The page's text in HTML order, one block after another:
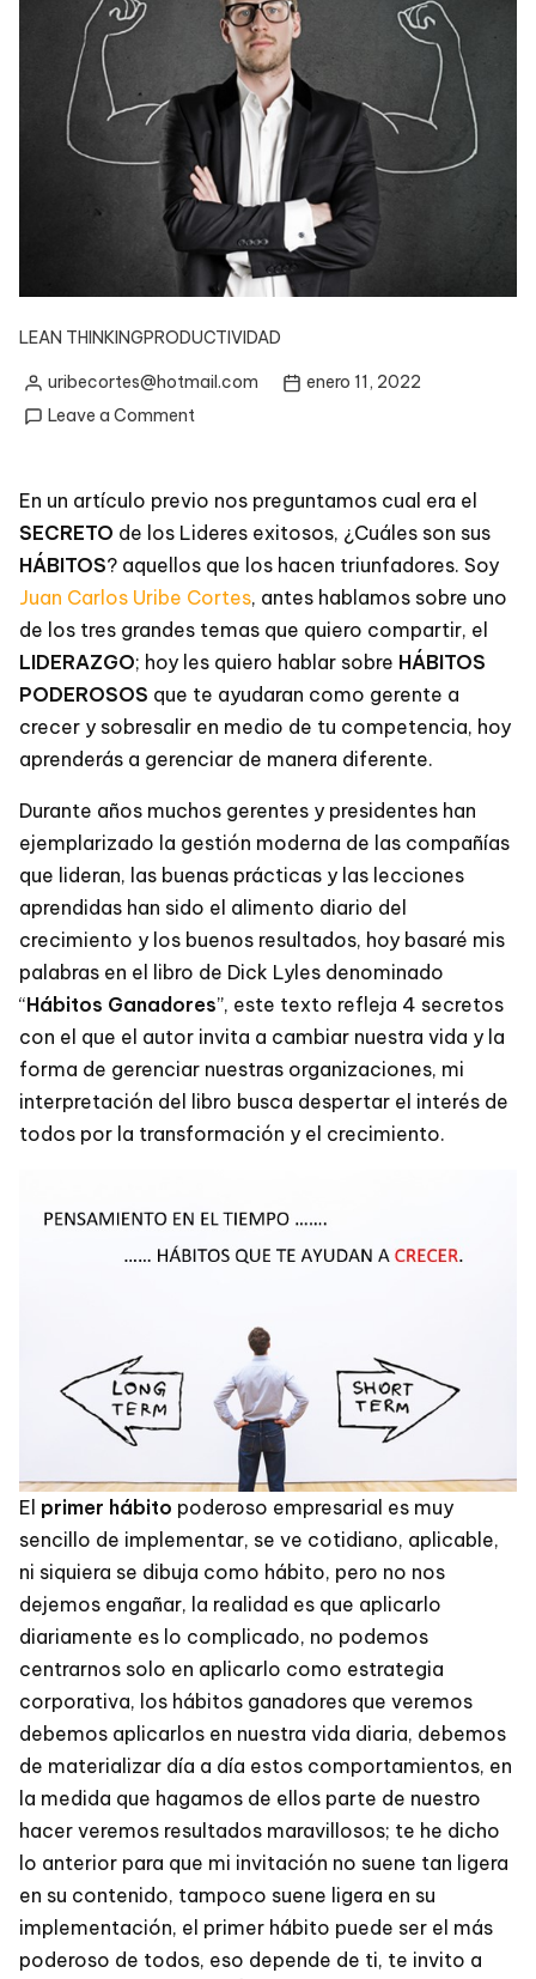
LEAN THINKINGPRODUCTIVIDAD
Posted
by
uribecortes@hotmail.com
enero 11, 2022
Leave a Comment
En un artículo previo nos preguntamos cual era el
SECRETO de los Lideres exitosos, ¿Cuáles son sus
HÁBITOS? aquellos que los hacen triunfadores. Soy
Juan Carlos Uribe Cortes, antes hablamos sobre uno
de los tres grandes temas que quiero compartir, el
LIDERAZGO; hoy les quiero hablar sobre HÁBITOS
PODEROSOS que te ayudaran como gerente a
crecer y sobresalir en medio de tu competencia, hoy
aprenderás a gerenciar de manera diferente.
Durante años muchos gerentes y presidentes han
ejemplarizado la gestión moderna de las compañías
que lideran, las buenas prácticas y las lecciones
aprendidas han sido el alimento diario del
crecimiento y los buenos resultados, hoy basaré mis
palabras en el libro de Dick Lyles denominado
“Hábitos Ganadores”, este texto refleja 4 secretos
con el que el autor invita a cambiar nuestra vida y la
forma de gerenciar nuestras organizaciones, mi
interpretación del libro busca despertar el interés de
todos por la transformación y el crecimiento.
El primer hábito poderoso empresarial es muy
sencillo de implementar, se ve cotidiano, aplicable,
ni siquiera se dibuja como hábito, pero no nos
dejemos engañar, la realidad es que aplicarlo
diariamente es lo complicado, no podemos
centrarnos solo en aplicarlo como estrategia
corporativa, los hábitos ganadores que veremos
debemos aplicarlos en nuestra vida diaria, debemos
de materializar día a día estos comportamientos, en
la medida que hagamos de ellos parte de nuestro
hacer veremos resultados maravillosos; te he dicho
lo anterior para que mi invitación no suene tan ligera
en su contenido, tampoco suene ligera en su
implementación, el primer hábito puede ser el más
poderoso de todos, eso depende de ti, te invito a